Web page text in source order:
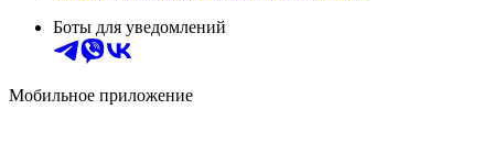
Боты для уведомлений
Мобильное приложение